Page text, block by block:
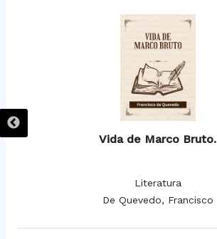
Vida de Marco Bruto.
Literatura
De Quevedo, Francisco